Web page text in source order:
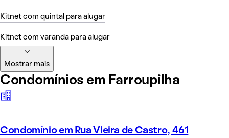
Kitnet com quintal para alugar
Kitnet com varanda para alugar
Mostrar mais
Condomínios em Farroupilha
Condomínio em Rua Vieira de Castro, 461